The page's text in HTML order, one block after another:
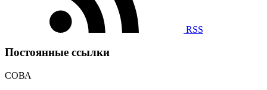
RSS
Постоянные ссылки
СОВА